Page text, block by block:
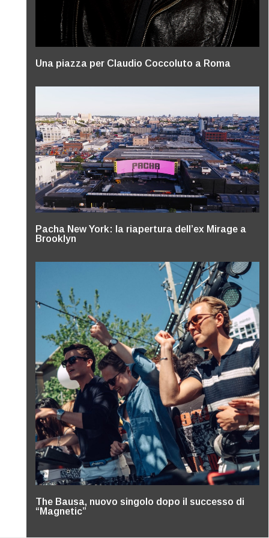
Una piazza per Claudio Coccoluto a Roma
Pacha New York: la riapertura dell’ex Mirage a
Brooklyn
The Bausa, nuovo singolo dopo il successo di
“Magnetic”